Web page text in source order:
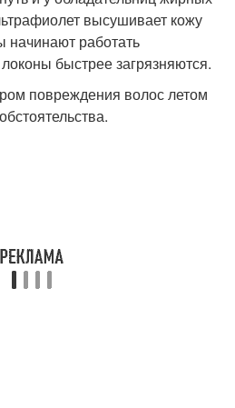
высушивает кожу
начинают работать
быстрее загрязняются.
повреждения волос летом